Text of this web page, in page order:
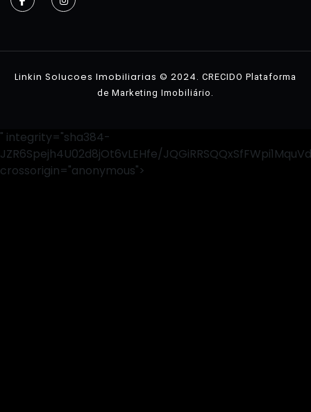
Linkin Solucoes Imobiliarias © 2024. CRECIDO Plataforma
de Marketing Imobiliário .
" integrity="sha384-
JZR6Spejh4U02d8jOt6vLEHfe/
crossorigin="anonymous">